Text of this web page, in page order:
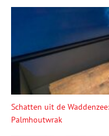
Schatten uit de
Palmhoutwrak